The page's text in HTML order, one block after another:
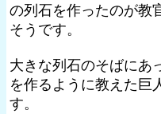
の列石を作ったのが教
そうです。
大きな列石のそばにあ
を作るように教えた巨
す。